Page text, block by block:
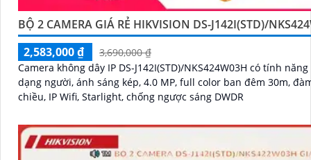
BỘ 2 CAMERA GIÁ RẺ HIKVISION DS-J142I(STD)/
2,583,000 ₫
3,690,000 ₫
Camera không dây IP DS-J142I(STD)/NKS424W03H có tính
dạng người, ánh sáng kép, 4.0 MP, full color ban đêm 30m,
chiều, IP Wifi, Starlight, chống ngược sáng DWDR